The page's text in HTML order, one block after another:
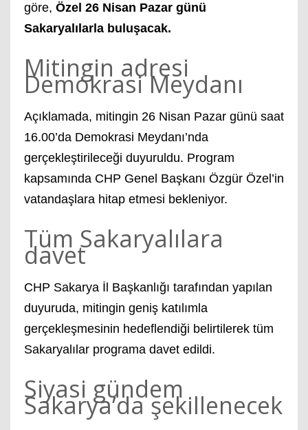
göre, Özel 26 Nisan Pazar günü
Sakaryalılarla buluşacak.
Mitingin adresi
Demokrasi Meydanı
Açıklamada, mitingin 26 Nisan Pazar günü saat
16.00’da Demokrasi Meydanı’nda
gerçekleştirileceği duyuruldu. Program
kapsamında CHP Genel Başkanı Özgür Özel’in
vatandaşlara hitap etmesi bekleniyor.
Tüm Sakaryalılara
davet
CHP Sakarya İl Başkanlığı tarafından yapılan
duyuruda, mitingin geniş katılımla
gerçekleşmesinin hedeflendiği belirtilerek tüm
Sakaryalılar programa davet edildi.
Siyasi gündem
Sakarya’da şekillenecek